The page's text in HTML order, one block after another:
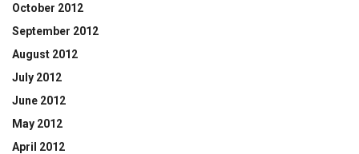
October 2012
September 2012
August 2012
July 2012
June 2012
May 2012
April 2012